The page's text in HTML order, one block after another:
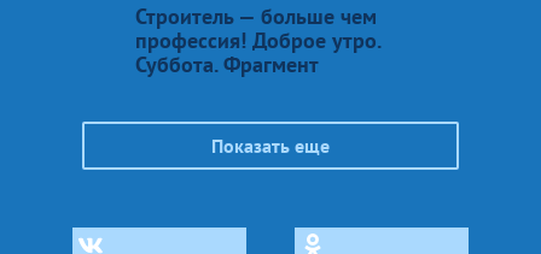
Строитель — больше чем
профессия! Доброе утро.
Суббота. Фрагмент
Показать еще